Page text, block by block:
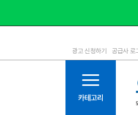
1등급
11등급
12등급
광고 신청하기 공급사 로